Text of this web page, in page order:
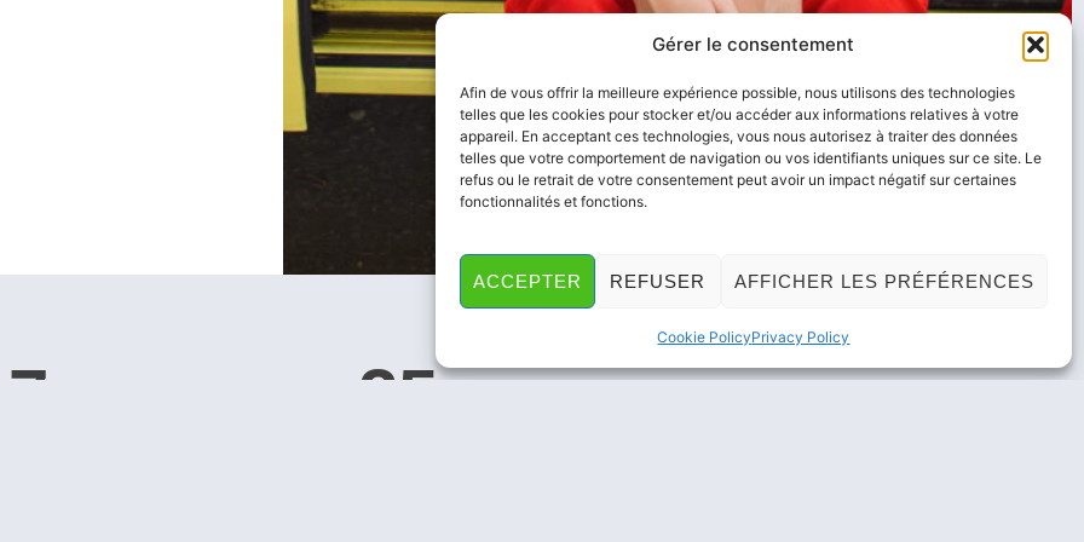
Gérer le consentement
Afin de vous offrir la meilleure expérience possible, nous utilisons des technologies
telles que les cookies pour stocker et/ou accéder aux informations relatives à votre
appareil. En acceptant ces technologies, vous nous autorisez à traiter des données
telles que votre comportement de navigation ou vos identifiants uniques sur ce site. Le
refus ou le retrait de votre consentement peut avoir un impact négatif sur certaines
fonctionnalités et fonctions.
ACCEPTER REFUSER AFFICHER LES PRÉFÉRENCES
Cookie PolicyPrivacy Policy
25